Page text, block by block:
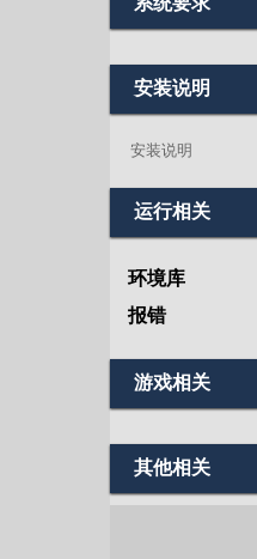
安装说明
安装说明
运行相关
环境库
报错
游戏相关
其他相关